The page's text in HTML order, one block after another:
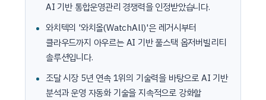
AI 기반 통합운영관리 경쟁력을 인정받았습니다.
와치텍의 '와치올(WatchAll)'은 레거시부터
클라우드까지 아우르는 AI 기반 풀스택 옵저버빌리티
솔루션입니다.
조달 시장 5년 연속 1위의 기술력을 바탕으로 AI 기반
분석과 운영 자동화 기술을 지속적으로 강화할